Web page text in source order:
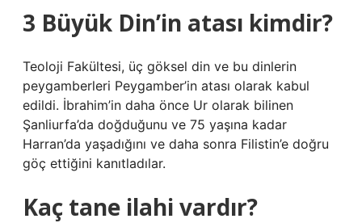
3 Büyük Din’in atası kimdir?
Teoloji Fakültesi, üç göksel din ve bu dinlerin
peygamberleri Peygamber’in atası olarak kabul
edildi. İbrahim’in daha önce Ur olarak bilinen
Şanliurfa’da doğduğunu ve 75 yaşına kadar
Harran’da yaşadığını ve daha sonra Filistin’e doğru
göç ettiğini kanıtladılar.
Kaç tane ilahi vardır?